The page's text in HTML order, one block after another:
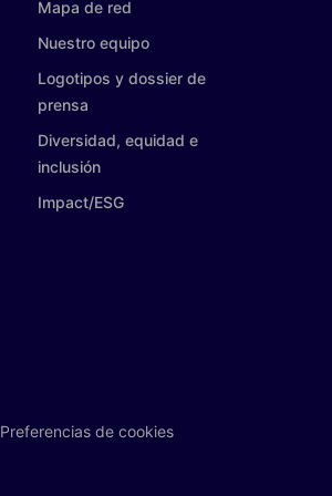
Mapa de red
Nuestro equipo
Logotipos y dossier de
prensa
Diversidad, equidad e
inclusión
Impact/ESG
Preferencias de cookies